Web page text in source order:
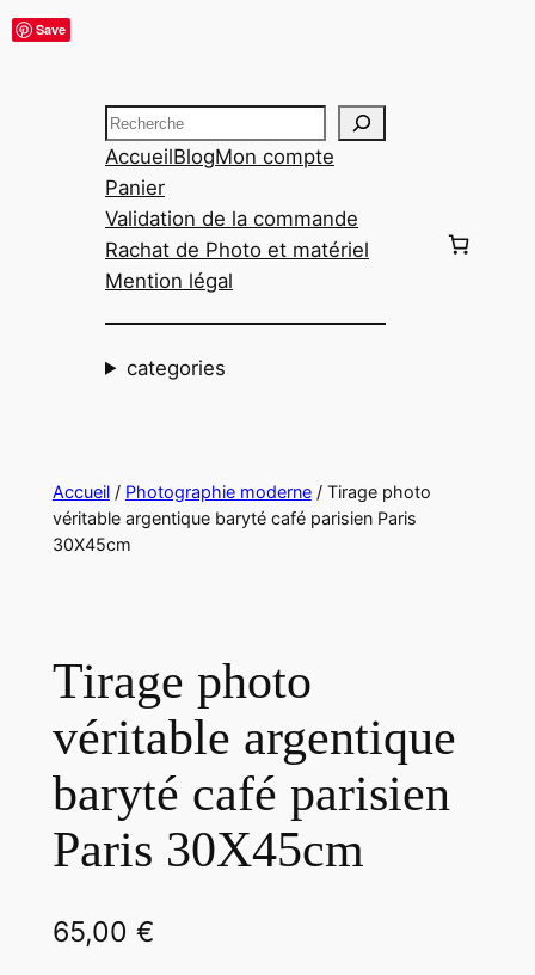
Aller
Recherche
AccueilBlogMon compte
Panier
Validation de la commande
Rachat de Photo et matériel
Mention légal
categories
Save
Accueil/ Photographie moderne/ Tirage photo
véritable argentique baryté café parisien Paris
30X45cm
Tirage photo
véritable argentique
baryté café parisien
Paris 30X45cm
65,00 €